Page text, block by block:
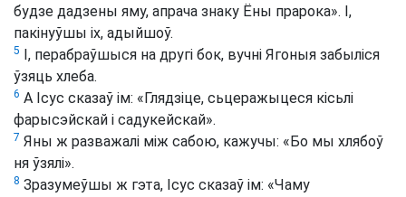
будзе дадзены яму, апрача знаку Ёны прарока». І,
пакінуўшы іх, адыйшоў.
5
І, перабраўшыся на другі бок, вучні Ягоныя забыліся
ўзяць хлеба.
6 А Ісус сказаў ім: «Глядзіце, сьцеражыцеся кісьлі
фарысэйскай і садукейскай».
7 Яны ж разважалі між сабою, кажучы: «Бо мы хлябоў
ня ўзялі».
8 Зразумеўшы ж гэта, Ісус сказаў ім: «Чаму